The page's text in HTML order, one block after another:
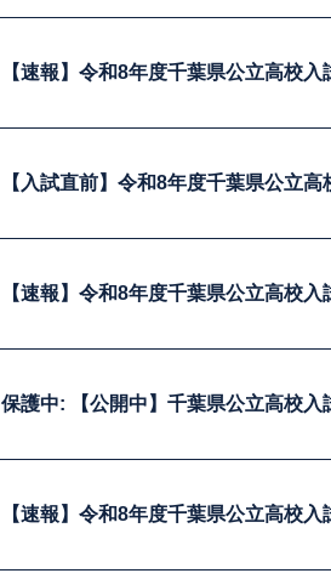
【速報】令和8年度千葉県公立高校
【入試直前】令和8年度千葉県公立
【速報】令和8年度千葉県公立高校入
保護中: 【公開中】千葉県公立高校入
【速報】令和8年度千葉県公立高校入